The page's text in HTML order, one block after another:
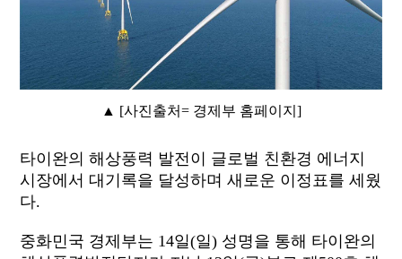
▲ [사진출처= 경제부 홈페이지]
타이완의 해상풍력 발전이 글로벌 친환경 에너지
시장에서 대기록을 달성하며 새로운 이정표를 세웠
다.
중화민국 경제부는 14일(일) 성명을 통해 타이완의